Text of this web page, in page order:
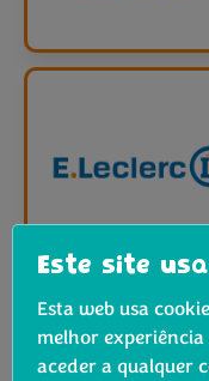
Este site
Esta web usa
melhor experiência
aceder a qualquer